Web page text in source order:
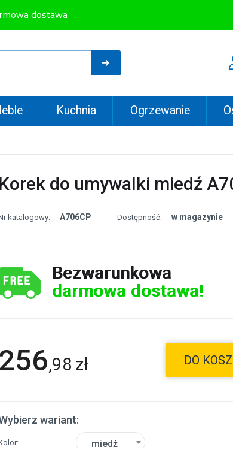
dostawa
Kuchnia Ogrzewanie
Korek do umywalki miedź
katalogowy: A706CP Dostępność: w magazynie
Bezwarunkowa
darmowa dostawa!
256,98 zł DO
wariant:
miedź